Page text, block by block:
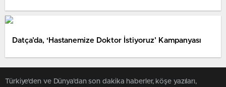
Datça’da, ‘Hastanemize Doktor İstiyoruz’ Kampanyası
Türkiye'den ve Dünya’dan son dakika haberler, köşe yazıları,